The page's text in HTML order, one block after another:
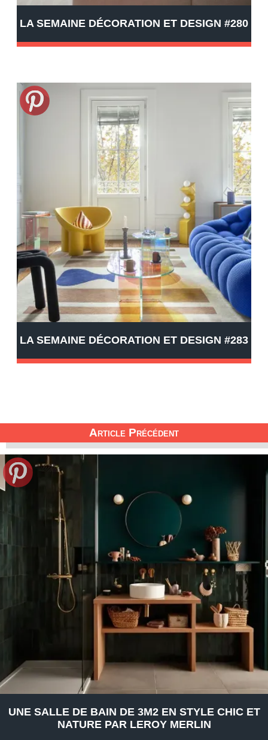
LA SEMAINE DÉCORATION ET DESIGN #280
LA SEMAINE DÉCORATION ET DESIGN #283
Article Précédent
UNE SALLE DE BAIN DE 3M2 EN STYLE CHIC ET
NATURE PAR LEROY MERLIN